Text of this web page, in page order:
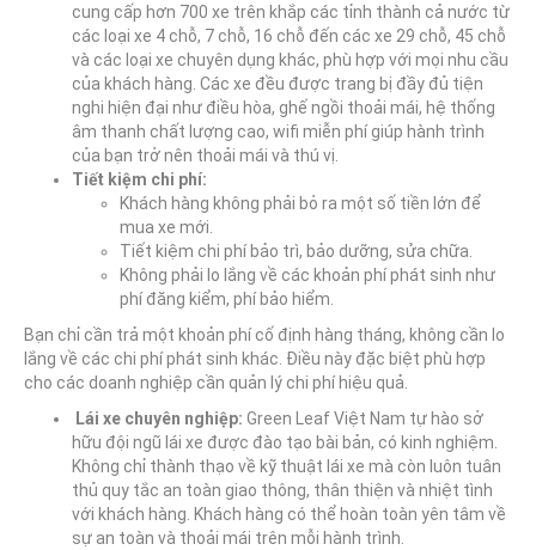
cung cấp hơn 700 xe trên khắp các tỉnh thành cả nước từ
các loại xe 4 chỗ, 7 chỗ, 16 chỗ đến các xe 29 chỗ, 45 chỗ
và các loại xe chuyên dụng khác, phù hợp với mọi nhu cầu
của khách hàng. Các xe đều được trang bị đầy đủ tiện
nghi hiện đại như điều hòa, ghế ngồi thoải mái, hệ thống
âm thanh chất lượng cao, wifi miễn phí giúp hành trình
của bạn trở nên thoải mái và thú vị.
Tiết kiệm chi phí:
Khách hàng không phải bỏ ra một số tiền lớn để
mua xe mới.
Tiết kiệm chi phí bảo trì, bảo dưỡng, sửa chữa.
Không phải lo lắng về các khoản phí phát sinh như
phí đăng kiểm, phí bảo hiểm.
Bạn chỉ cần trả một khoản phí cố định hàng tháng, không cần lo
lắng về các chi phí phát sinh khác. Điều này đặc biệt phù hợp
cho các doanh nghiệp cần quản lý chi phí hiệu quả.
Lái xe chuyên nghiệp: Green Leaf Việt Nam tự hào sở
hữu đội ngũ lái xe được đào tạo bài bản, có kinh nghiệm.
Không chỉ thành thạo về kỹ thuật lái xe mà còn luôn tuân
thủ quy tắc an toàn giao thông, thân thiện và nhiệt tình
với khách hàng. Khách hàng có thể hoàn toàn yên tâm về
sự an toàn và thoải mái trên mỗi hành trình.